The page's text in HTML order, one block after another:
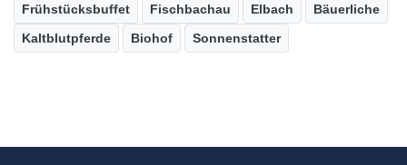
Frühstücksbuffet
Fischbachau Elbach
Bäuerliche
Kaltblutpferde
Biohof Sonnenstatter